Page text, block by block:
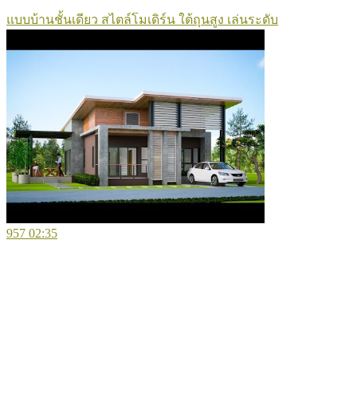
แบบบ้านชั้นเดียว สไตล์โมเดิร์น ใต้ถุนสูง เล่นระดับ
957 02:35